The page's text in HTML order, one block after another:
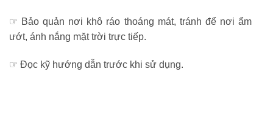
☞ Bảo quản nơi khô ráo thoáng mát, tránh để nơi ẩm
ướt, ánh nắng mặt trời trực tiếp.
☞ Đọc kỹ hướng dẫn trước khi sử dụng.